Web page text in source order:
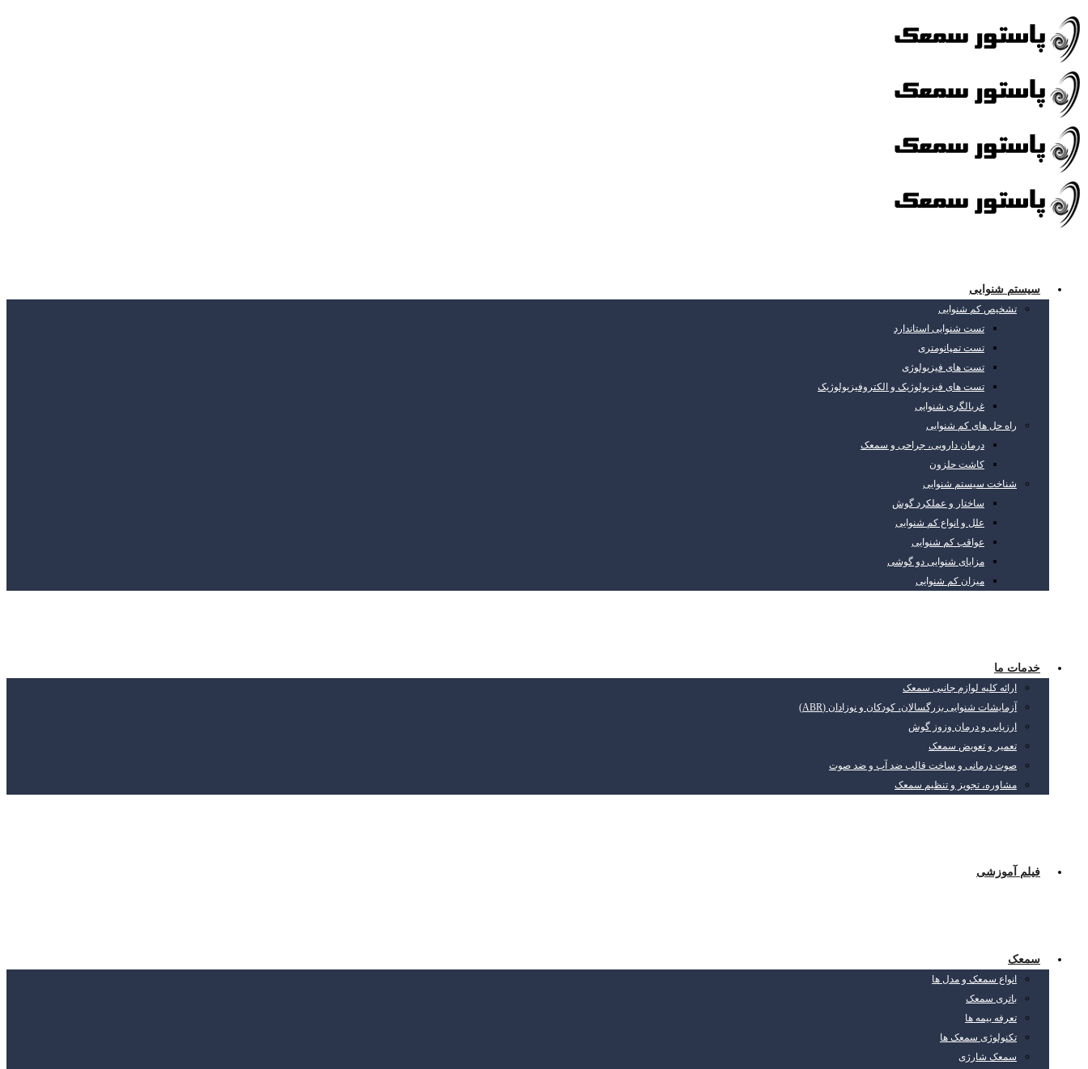
سیستم شنوایی
تشخیص کم شنوایی
تست شنوایی استاندارد
تست تمپانومتری
تست های فیزیولوژی
تست های فیزیولوژیک و الکتروفیزیولوژیک
غربالگری شنوایی
راه حل های کم شنوایی
درمان دارویی، جراحی و سمعک
کاشت حلزون
شناخت سیستم شنوایی
ساختار و عملکرد گوش
علل و انواع کم شنوایی
عواقب کم شنوایی
مزایای شنوایی دو گوشی
میزان کم شنوایی
خدمات ما
ارائه کلیه لوازم جانبی سمعک
آزمایشات شنوایی بزرگسالان، کودکان و نوزادان (ABR)
ارزیابی و درمان وزوز گوش
تعمیر و تعویض سمعک
صوت درمانی و ساخت قالب ضد آب و ضد صوت
مشاوره، تجویز و تنظیم سمعک
فیلم آموزشی
سمعک
انواع سمعک و مدل ها
باتری سمعک
تعرفه بیمه ها
تکنولوژی سمعک ها
سمعک شارژی